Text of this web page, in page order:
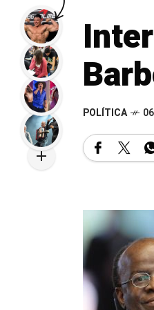
POLÍTICA